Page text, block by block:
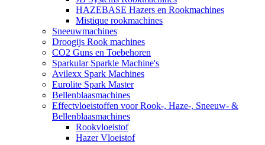
HAZEBASE Hazers en Rookmachines
Mistique rookmachines
Sneeuwmachines
Droogijs Rook machines
CO2 Guns en Toebehoren
Sparkular Sparkle Machine's
Avilexx Spark Machines
Eurolite Spark Master
Bellenblaasmachines
Effectvloeistoffen voor Rook-, Haze-, Sneeuw- &
Bellenblaasmachines
Rookvloeistof
Hazer Vloeistof